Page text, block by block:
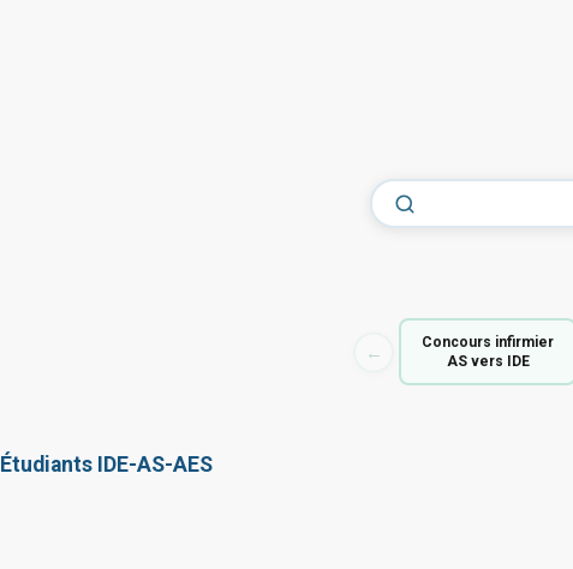
←
Concours infirmier
AS vers IDE
Étudiants IDE-AS-AES